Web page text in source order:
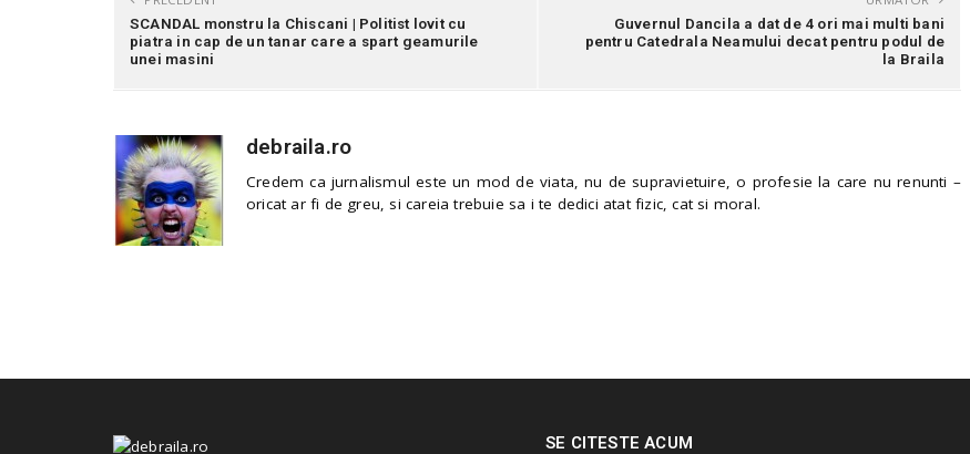
SCANDAL monstru la Chiscani | Politist lovit cu
piatra in cap de un tanar care a spart geamurile
unei masini
Guvernul Dancila a dat de 4 ori mai multi bani
pentru Catedrala Neamului decat pentru podul de
la Braila
debraila.ro
Credem ca jurnalismul este un mod de viata, nu de supravietuire, o profesie la care nu renunti –
oricat ar fi de greu, si careia trebuie sa i te dedici atat fizic, cat si moral.
SE CITESTE ACUM